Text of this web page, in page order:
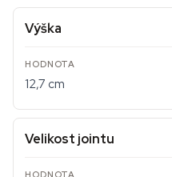
Výška
12,7 cm
Velikost jointu